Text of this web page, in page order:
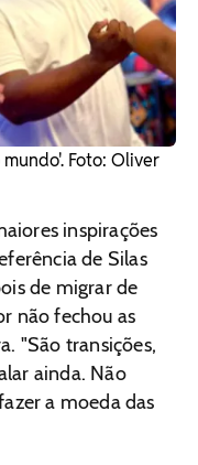
Foto: Oliver
inspirações
de Silas
de migrar de
não fechou as
"São transições,
ainda. Não
a moeda das